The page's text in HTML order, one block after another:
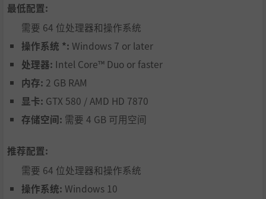
个性化职业系统
师还是风元素法师。每个职业都有专属的技能组和被动技
能树。想轻松转换职业？随时切换武器，转换职业和攻击
怪物的方式。
无止尽的战利品
成。进化和提升持续不中断。对装备不满意吗？你可以使
用铁匠功能重铸道具！
就能称霸游戏疊加修飾器效果來提升力量等級，變強沒有
天花板。
探索世界，闯荡地牢：横跨三种生态区的17张相连地
最低配置:
需要 64 位处理器和操作系统
操作系统 *: Windows 7 or later
处理器: Intel Core™ Duo or faster
内存: 2 GB RAM
显卡: GTX 580 / AMD HD 7870
存储空间: 需要 4 GB 可用空间
推荐配置:
需要 64 位处理器和操作系统
操作系统: Windows 10